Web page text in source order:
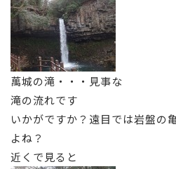
萬城の滝・・・見事な
滝の流れです
いかがですか？遠目では岩盤の
よね？
近くで見ると